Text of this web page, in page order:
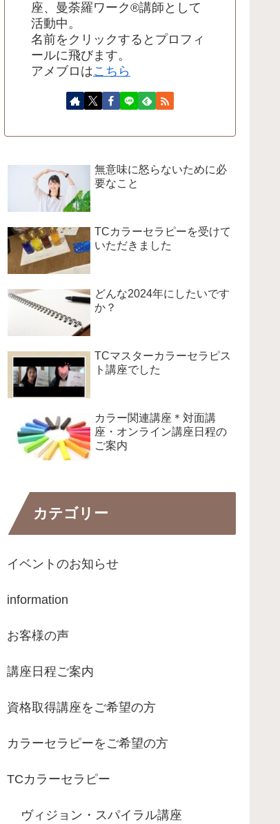
座、曼荼羅ワーク®講師として
活動中。
名前をクリックするとプロフィ
ールに飛びます。
アメブロはこちら
無意味に怒らないために必
要なこと
TCカラーセラピーを受けて
いただきました
どんな2024年にしたいです
か？
TCマスターカラーセラピス
ト講座でした
カラー関連講座＊対面講
座・オンライン講座日程の
ご案内
カテゴリー
イベントのお知らせ
information
お客様の声
講座日程ご案内
資格取得講座をご希望の方
カラーセラピーをご希望の方
TCカラーセラピー
ヴィジョン・スパイラル講座